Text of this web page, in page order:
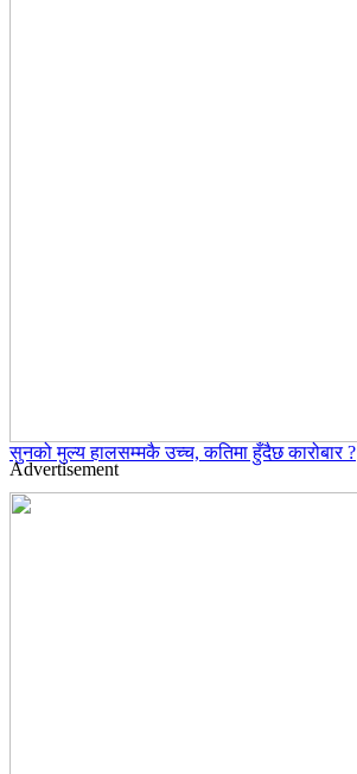
सुनको मुल्य हालसम्मकै उच्च, कतिमा हुँदैछ कारोबार ?
Advertisement